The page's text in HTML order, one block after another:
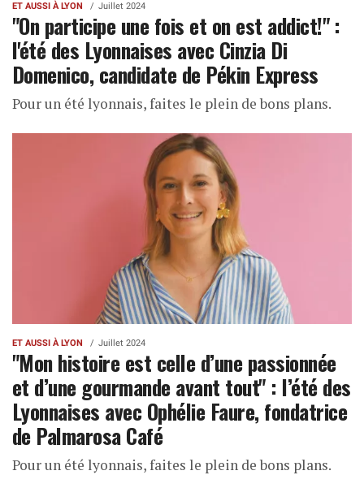
ET AUSSI À LYON Juillet 2024
"On participe une fois et on est addict!" :
l'été des Lyonnaises avec Cinzia Di
Domenico, candidate de Pékin Express
Pour un été lyonnais, faites le plein de bons plans.
ET AUSSI À LYON Juillet 2024
"Mon histoire est celle d’une passionnée
et d’une gourmande avant tout" : l’été des
Lyonnaises avec Ophélie Faure, fondatrice
de Palmarosa Café
Pour un été lyonnais, faites le plein de bons plans.